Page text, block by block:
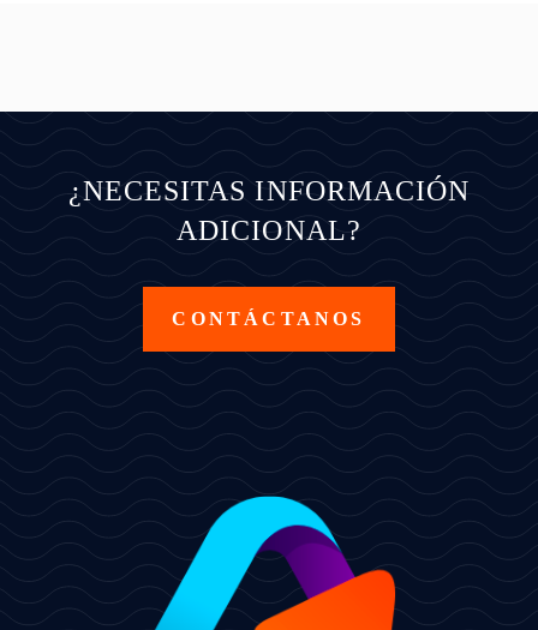
¿NECESITAS INFORMACIÓN
ADICIONAL?
CONTÁCTANOS